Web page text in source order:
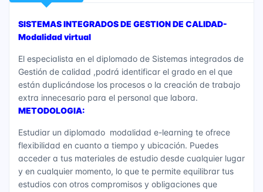
SISTEMAS INTEGRADOS DE GESTION DE CALIDAD-
Modalidad virtual
El especialista en el diplomado de Sistemas integrados de
Gestión de calidad ,podrá identificar el grado en el que
están duplicándose los procesos o la creación de trabajo
extra innecesario para el personal que labora.
METODOLOGIA:
Estudiar un diplomado modalidad e-learning te ofrece
flexibilidad en cuanto a tiempo y ubicación. Puedes
acceder a tus materiales de estudio desde cualquier lugar
y en cualquier momento, lo que te permite equilibrar tus
estudios con otros compromisos y obligaciones que